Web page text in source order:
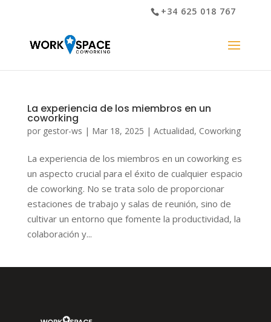
+34 625 018 767
La experiencia de los miembros en un
coworking
por gestor-ws | Mar 18, 2025 | Actualidad, Coworking
La experiencia de los miembros en un coworking es
un aspecto crucial para el éxito de cualquier espacio
de coworking. No se trata solo de proporcionar
estaciones de trabajo y salas de reunión, sino de
cultivar un entorno que fomente la productividad, la
colaboración y...